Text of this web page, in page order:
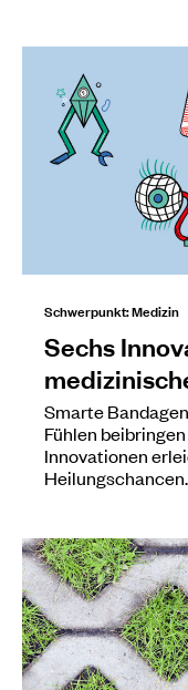
Schwerpunkt: Medizin
Sechs
Smarte
Fühlen
Innovationen